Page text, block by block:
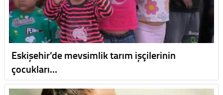
Eskişehir’de mevsimlik tarım işçilerinin
çocukları…